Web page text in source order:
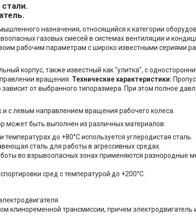
назначения, относящийся к категории
газовых смесей в системах вентиляции и
рабочим параметрам с широко известными сериями
корпус, также известный как "улитка", с
вращения. Технические характеристики:
от выбранного типоразмера. При этом полное
и с левым направлением вращения рабочего колеса.
может быть выполнен из различных материалов:
до +80°C используется углеродистая сталь.
сталь для работы в агрессивных средах.
во взрывоопасных зонах применяются разнородные
сред с температурой до +200°C.
клиноременной трансмиссии, причем электродвигатель